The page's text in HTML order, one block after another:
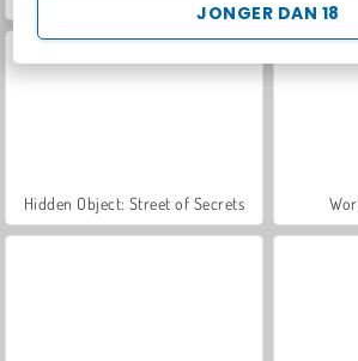
JONGER DAN 18
Hidden Object: Street of Secrets